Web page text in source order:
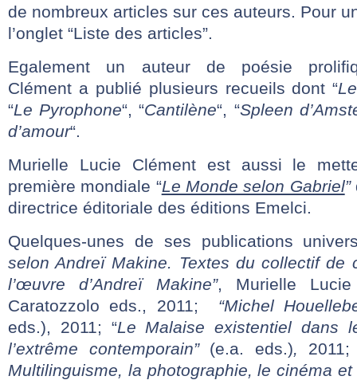
de nombreux articles sur ces auteurs. Pour
l’onglet “Liste des articles”.
Egalement un auteur de poésie
Clément a publié plusieurs recueils dont “
“Le Pyrophone“, “Cantilène“, “Spleen
d’amour“.
Murielle Lucie Clément est aussi le
première mondiale “Le Monde selon Gabriel”
directrice éditoriale des éditions Emelci.
Quelques-unes de ses publications
selon Andreï Makine. Textes du collectif de
l’œuvre d’Andreï Makine”, Murielle
Caratozzolo eds., 2011;
“Michel
eds.), 2011; “Le Malaise existentiel dans
l’extrême contemporain” (e.a. eds.), 2011;
Multilinguisme, la photographie, le cinéma